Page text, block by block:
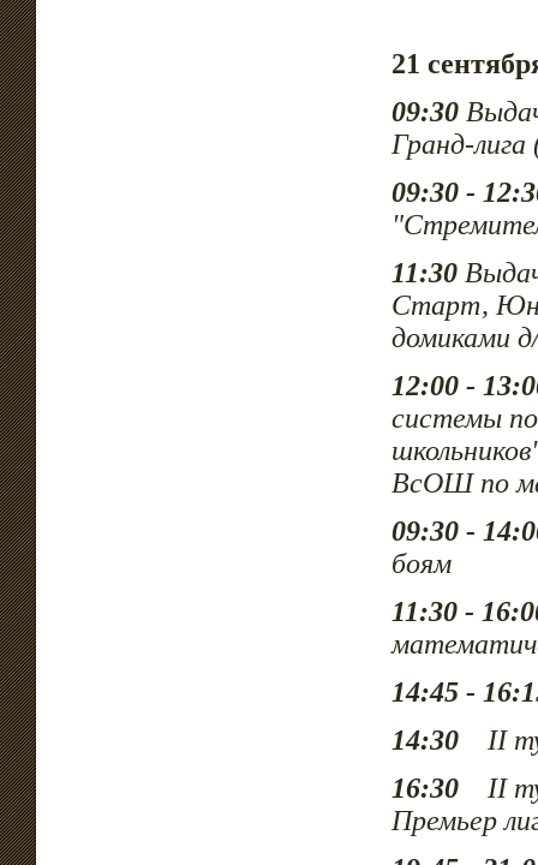
21
09:30
Гранд-
09:30 -
11:30
Старт,
домиками
12:00 -
системы
ВсОШ по
09:30 -
боям
11:30 -
14:45 -
14:30 II
16:30 II
Премьер